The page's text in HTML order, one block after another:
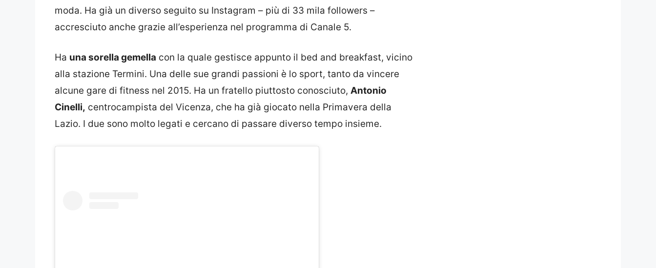
moda. Ha già un diverso seguito su Instagram – più di 33 mila followers –
accresciuto anche grazie all’esperienza nel programma di Canale 5.
Ha una sorella gemella con la quale gestisce appunto il bed and breakfast, vicino
alla stazione Termini. Una delle sue grandi passioni è lo sport, tanto da vincere
alcune gare di fitness nel 2015. Ha un fratello piuttosto conosciuto, Antonio
Cinelli, centrocampista del Vicenza, che ha già giocato nella Primavera della
Lazio. I due sono molto legati e cercano di passare diverso tempo insieme.